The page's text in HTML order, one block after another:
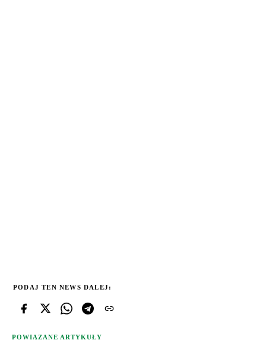
PODAJ TEN NEWS DALEJ:
POWIĄZANE ARTYKUŁY